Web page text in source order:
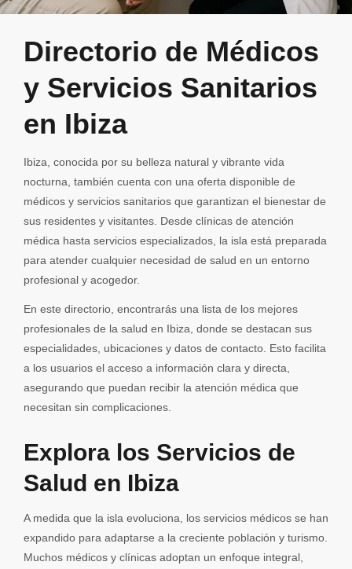
Directorio de Médicos
y Servicios Sanitarios
en Ibiza
Ibiza, conocida por su belleza natural y vibrante vida
nocturna, también cuenta con una oferta disponible de
médicos y servicios sanitarios que garantizan el bienestar de
sus residentes y visitantes. Desde clínicas de atención
médica hasta servicios especializados, la isla está preparada
para atender cualquier necesidad de salud en un entorno
profesional y acogedor.
En este directorio, encontrarás una lista de los mejores
profesionales de la salud en Ibiza, donde se destacan sus
especialidades, ubicaciones y datos de contacto. Esto facilita
a los usuarios el acceso a información clara y directa,
asegurando que puedan recibir la atención médica que
necesitan sin complicaciones.
Explora los Servicios de
Salud en Ibiza
A medida que la isla evoluciona, los servicios médicos se han
expandido para adaptarse a la creciente población y turismo.
Muchos médicos y clínicas adoptan un enfoque integral,